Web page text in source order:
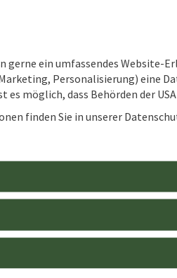
gerne ein umfassendes Website-
Personalisierung) eine
es möglich, dass Behörden der
finden Sie in unserer